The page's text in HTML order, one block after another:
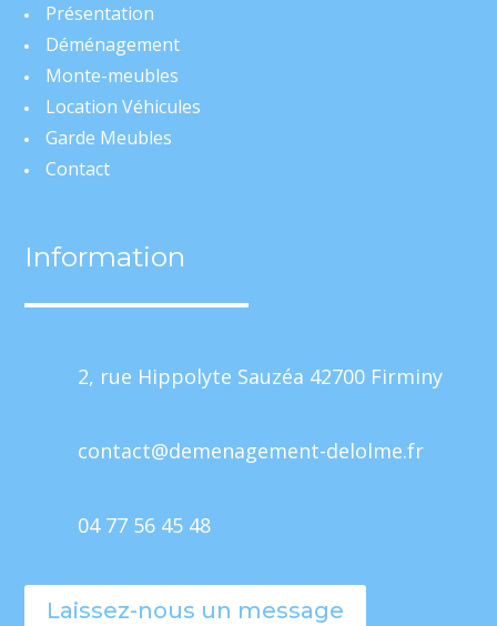
Présentation
Déménagement
Monte-meubles
Location Véhicules
Garde Meubles
Contact
Information
2, rue Hippolyte Sauzéa 42700 Firminy
contact@demenagement-delolme.fr
04 77 56 45 48
Laissez-nous un message
Plan du site